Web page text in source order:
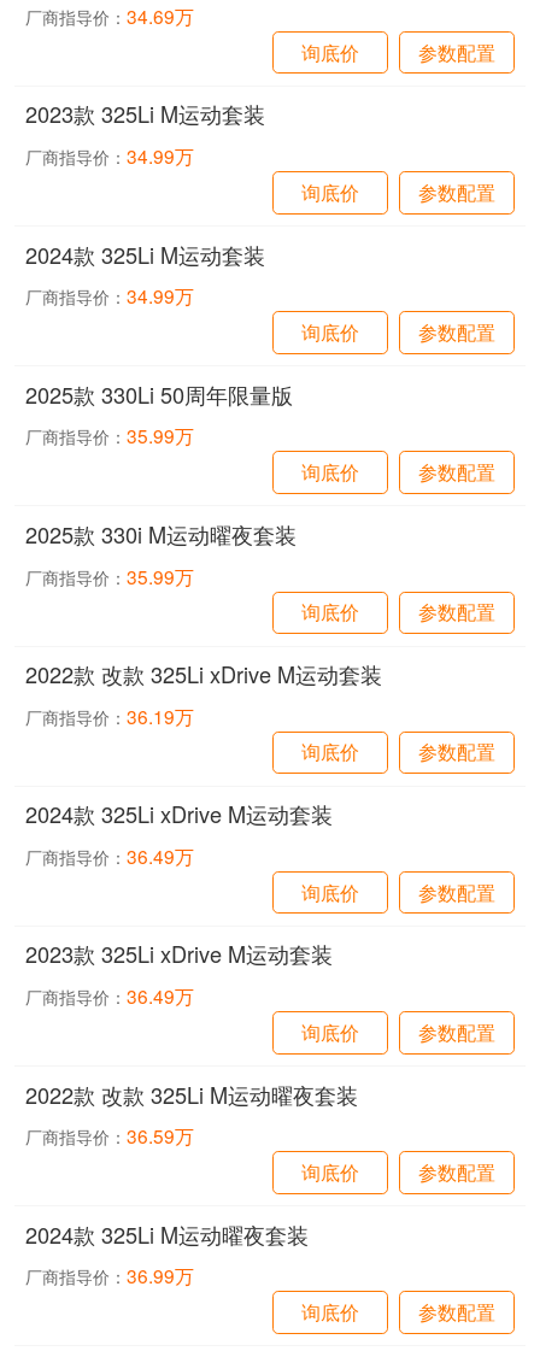
厂商指导价：34.69万
询底价
参数配置
2023款 325Li M运动套装
厂商指导价：34.99万
询底价
参数配置
2024款 325Li M运动套装
厂商指导价：34.99万
询底价
参数配置
2025款 330Li 50周年限量版
厂商指导价：35.99万
询底价
参数配置
2025款 330i M运动曜夜套装
厂商指导价：35.99万
询底价
参数配置
2022款 改款 325Li xDrive M运动套装
厂商指导价：36.19万
询底价
参数配置
2024款 325Li xDrive M运动套装
厂商指导价：36.49万
询底价
参数配置
2023款 325Li xDrive M运动套装
厂商指导价：36.49万
询底价
参数配置
2022款 改款 325Li M运动曜夜套装
厂商指导价：36.59万
询底价
参数配置
2024款 325Li M运动曜夜套装
厂商指导价：36.99万
询底价
参数配置